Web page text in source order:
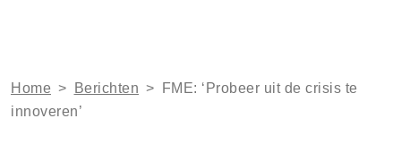
Home > Berichten >
FME: ‘Probeer uit de crisis te
innoveren’